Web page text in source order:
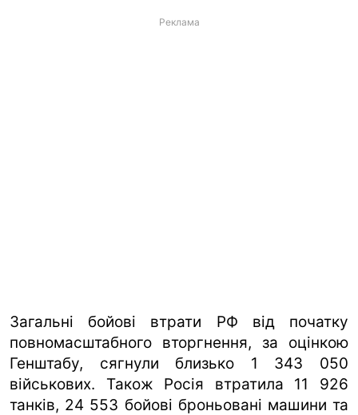
Реклама
Загальні бойові втрати РФ від початку
повномасштабного вторгнення, за оцінкою
Генштабу, сягнули близько 1 343 050
військових. Також Росія втратила 11 926
танків, 24 553 бойові броньовані машини та